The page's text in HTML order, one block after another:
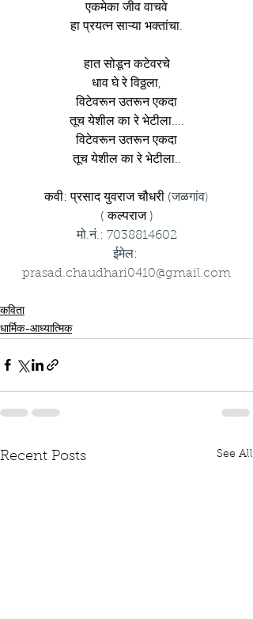
एकमेका जीव वाचवे
हा प्रयत्न साऱ्या भक्तांचा.
हात सोडून कटेवरचे
धाव घे रे विठ्ठला,
विटेवरून उतरून एकदा
तूच येशील का रे भेटीला....
विटेवरून उतरून एकदा
तूच येशील का रे भेटीला..
कवी: प्रसाद युवराज चौधरी (जळगांव)
( कल्पराज )
मो.नं.: 7038814602
ईमेल:
prasad.chaudhari0410@gmail.com
कविता
धार्मिक-आध्यात्मिक
Recent Posts See All